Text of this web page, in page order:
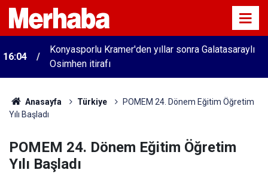
16:04
Konyasporlu Kramer'den yıllar sonra Galatasaraylı
Osimhen itirafı
Anasayfa Türkiye
POMEM 24. Dönem Eğitim Öğretim
Yılı Başladı
POMEM 24. Dönem Eğitim Öğretim
Yılı Başladı